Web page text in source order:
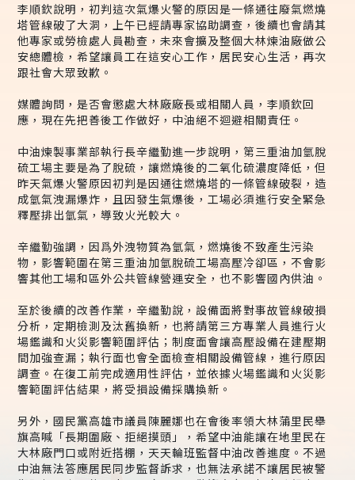
李順欽說明，初判這次氣爆火警的原因是一條通往廢氣燃燒
塔管線破了大洞，上午已經請專家協助調查，後續也會請其
他專家或勞檢處人員勘查，未來會擴及整個大林煉油廠做公
安總體檢，希望讓員工在這安心工作，居民安心生活，再次
跟社會大眾致歉。
媒體詢問，是否會懲處大林廠廠長或相關人員，李順欽回
應，現在先把善後工作做好，中油絕不迴避相關責任。
中油煉製事業部執行長辛繼勤進一步說明，第三重油加氫脫
硫工場主要是為了脫硫，讓燃燒後的二氧化硫濃度降低，但
昨天氣爆火警原因初判是因通往燃燒塔的一條管線破裂，造
成氫氣洩漏爆炸，且因發生氣爆後，工場必須進行安全緊急
釋壓排出氫氣，導致火光較大。
辛繼勤強調，因爲外洩物質為氫氣，燃燒後不致產生污染
物，影響範圍在第三重油加氫脫硫工場高壓冷卻區，不會影
響其他工場和區外公共管線營運安全，也不影響國內供油。
至於後續的改善作業，辛繼勤說，設備面將對事故管線破損
分析，定期檢測及汰舊換新，也將請第三方專業人員進行火
場鑑識和火災影響範圍評估；制度面會讓高壓設備在建壓期
間加強查漏；執行面也會全面檢查相關設備管線，進行原因
調查。在復工前完成適用性評估，並依據火場鑑識和火災影
響範圍評估結果，將受損設備採購換新。
另外，國民黨高雄市議員陳麗娜也在會後率領大林蒲里民舉
旗高喊「長期圍廠、拒絕摸頭」，希望中油能讓在地里民在
大林廠門口或附近搭棚，天天輪班監督中油改善進度。不過
中油無法答應居民同步監督訴求，也無法承諾不讓居民被警